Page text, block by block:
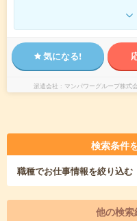
気になる!
派遣会社 マンパワーグループ株
検索条件
職種でお仕事情報を絞り込む
他の検